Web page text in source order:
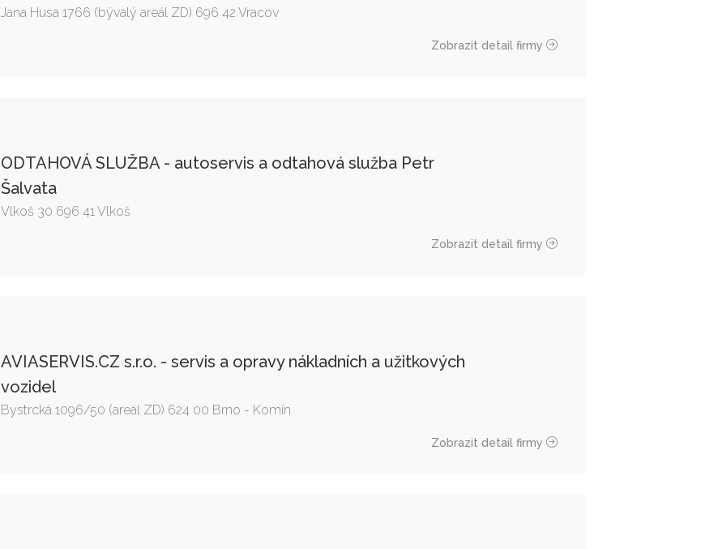
Jana Husa 1766 (bývalý areál ZD) 696 42 Vracov
Zobrazit detail firmy
ODTAHOVÁ SLUŽBA - autoservis a odtahová služba Petr
Šalvata
Vlkoš 30 696 41 Vlkoš
Zobrazit detail firmy
AVIASERVIS.CZ s.r.o. - servis a opravy nákladních a užitkových
vozidel
Bystrcká 1096/50 (areál ZD) 624 00 Brno - Komín
Zobrazit detail firmy